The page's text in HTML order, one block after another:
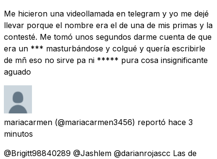
Me hicieron una videollamada en telegram y yo me dejé
llevar porque el nombre era el de una de mis primas y la
contesté. Me tomó unos segundos darme cuenta de que
era un *** masturbándose y colgué y quería escribirle
de mñ eso no sirve pa ni ***** pura cosa insignificante
aguado
mariacarmen (@mariacarmen3456) reportó hace 3
minutos
@Brigitt98840289 @Jashlem @darianrojascc Las de